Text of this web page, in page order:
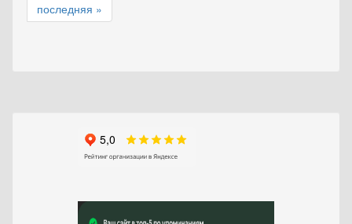
последняя »